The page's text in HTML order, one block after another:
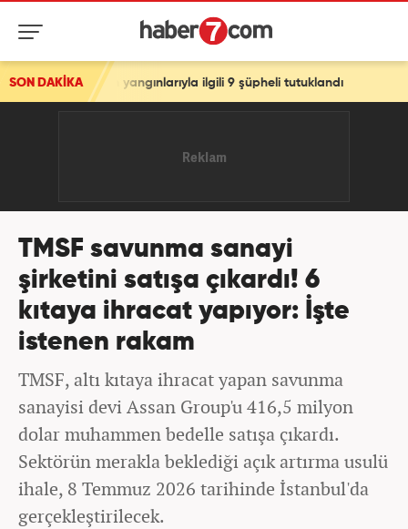
SON DAKİKA ilgili 9 şüpheli tutuklandı
TMSF savunma sanayi
şirketini satışa çıkardı! 6
kıtaya ihracat yapıyor: İşte
istenen rakam
TMSF, altı kıtaya ihracat yapan savunma
sanayisi devi Assan Group'u 416,5 milyon
dolar muhammen bedelle satışa çıkardı.
Sektörün merakla beklediği açık artırma usulü
ihale, 8 Temmuz 2026 tarihinde İstanbul'da
gerçekleştirilecek.